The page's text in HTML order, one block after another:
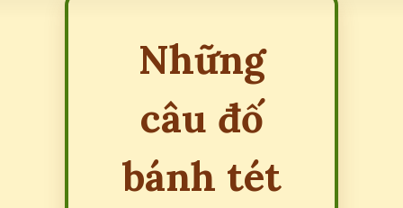
Những
câu đố
bánh tét